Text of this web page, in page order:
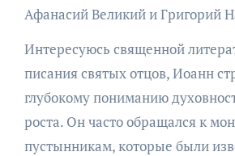
Афанасий Великий и Григорий
Интересуюсь священной
писания святых отцов, Иоанн
глубокому пониманию
роста. Он часто обращался к
пустынникам, которые были